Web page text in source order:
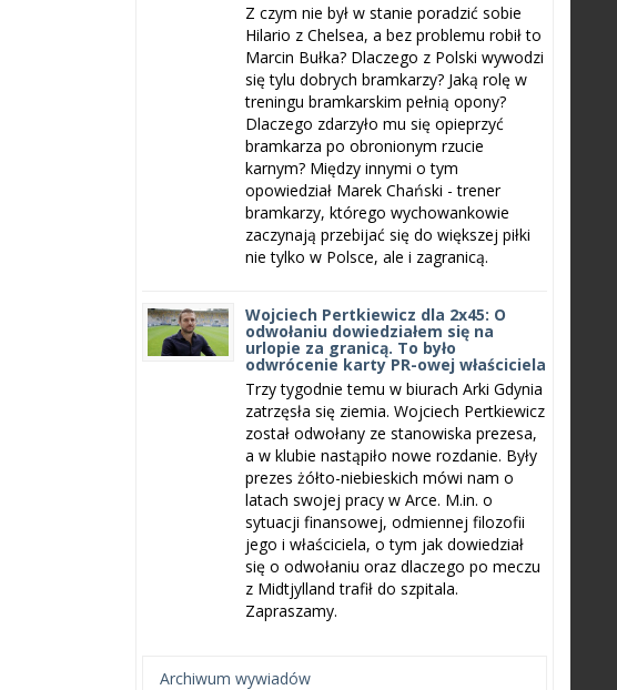
Z czym nie był w stanie poradzić sobie
Hilario z Chelsea, a bez problemu robił to
Marcin Bułka? Dlaczego z Polski wywodzi
się tylu dobrych bramkarzy? Jaką rolę w
treningu bramkarskim pełnią opony?
Dlaczego zdarzyło mu się opieprzyć
bramkarza po obronionym rzucie
karnym? Między innymi o tym
opowiedział Marek Chański - trener
bramkarzy, którego wychowankowie
zaczynają przebijać się do większej piłki
nie tylko w Polsce, ale i zagranicą.
Wojciech Pertkiewicz dla 2x45: O
odwołaniu dowiedziałem się na
urlopie za granicą. To było
odwrócenie karty PR-owej właściciela
Trzy tygodnie temu w biurach Arki Gdynia
zatrzęsła się ziemia. Wojciech Pertkiewicz
został odwołany ze stanowiska prezesa,
a w klubie nastąpiło nowe rozdanie. Były
prezes żółto-niebieskich mówi nam o
latach swojej pracy w Arce. M.in. o
sytuacji finansowej, odmiennej filozofii
jego i właściciela, o tym jak dowiedział
się o odwołaniu oraz dlaczego po meczu
z Midtjylland trafił do szpitala.
Zapraszamy.
Archiwum wywiadów